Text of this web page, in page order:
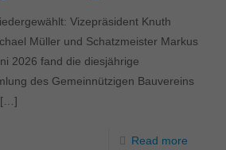
Vizepräsident Knuth
Müller und Schatzmeister Markus
2026 fand die diesjährige
des Gemeinnützigen Bauvereins
[…]
Read more